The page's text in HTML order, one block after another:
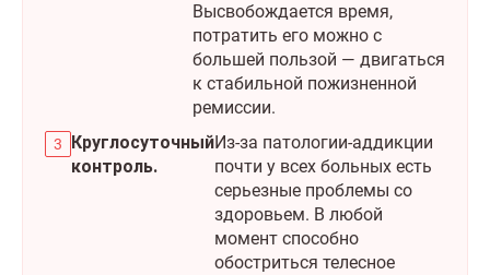
Высвобождается время,
потратить его можно с
большей пользой — двигаться
к стабильной пожизненной
ремиссии.
Круглосуточный
контроль.
Из-за патологии-аддикции
почти у всех больных есть
серьезные проблемы со
здоровьем. В любой
момент способно
обостриться телесное